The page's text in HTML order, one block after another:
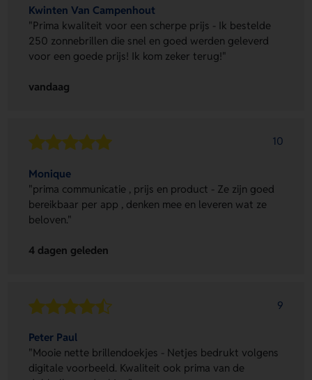
Kwinten Van Campenhout
"Prima kwaliteit voor een scherpe prijs - Ik bestelde
250 zonnebrillen die snel en goed werden geleverd
voor een goede prijs! Ik kom zeker terug!"
vandaag
10
Monique
"prima communicatie , prijs en product - Ze zijn goed
bereikbaar per app , denken mee en leveren wat ze
beloven."
4 dagen geleden
9
Peter Paul
"Mooie nette brillendoekjes - Netjes bedrukt volgens
digitale voorbeeld. Kwaliteit ook prima van de